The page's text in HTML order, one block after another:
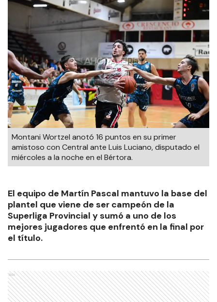
Montani Wortzel anotó 16 puntos en su primer
amistoso con Central ante Luis Luciano, disputado el
miércoles a la noche en el Bértora.
El equipo de Martín Pascal mantuvo la base del
plantel que viene de ser campeón de la
Superliga Provincial y sumó a uno de los
mejores jugadores que enfrentó en la final por
el título.
Ads